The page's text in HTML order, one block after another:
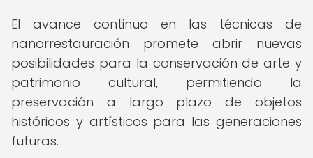
El avance continuo en las técnicas de
nanorrestauración promete abrir nuevas
posibilidades para la conservación de arte y
patrimonio cultural, permitiendo la
preservación a largo plazo de objetos
históricos y artísticos para las generaciones
futuras.